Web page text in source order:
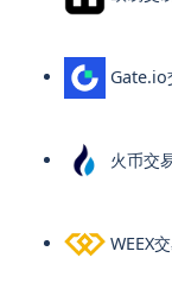
Gate.io
火币交
WEEX